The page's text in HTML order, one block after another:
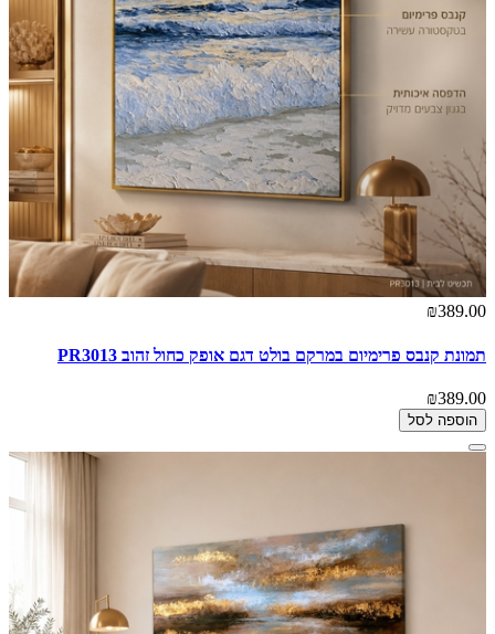
₪389.00
תמונת קנבס פרימיום במרקם בולט דגם אופק כחול זהוב PR3013
₪389.00
הוספה לסל